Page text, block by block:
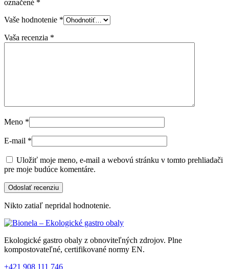
označené *
Vaše hodnotenie *
Vaša recenzia *
Meno *
E-mail *
Uložiť moje meno, e-mail a webovú stránku v tomto prehliadači
pre moje budúce komentáre.
Nikto zatiaľ nepridal hodnotenie.
Ekologické gastro obaly z obnoviteľných zdrojov. Plne
kompostovateľné, certifikované normy EN.
+421 908 111 746